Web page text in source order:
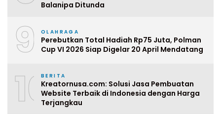
Balanipa Ditunda
9 OLAHRAGA
Perebutkan Total Hadiah Rp75 Juta, Polman
Cup VI 2026 Siap Digelar 20 April Mendatang
10BERITA
Kreatornusa.com: Solusi Jasa Pembuatan
Website Terbaik di Indonesia dengan Harga
Terjangkau